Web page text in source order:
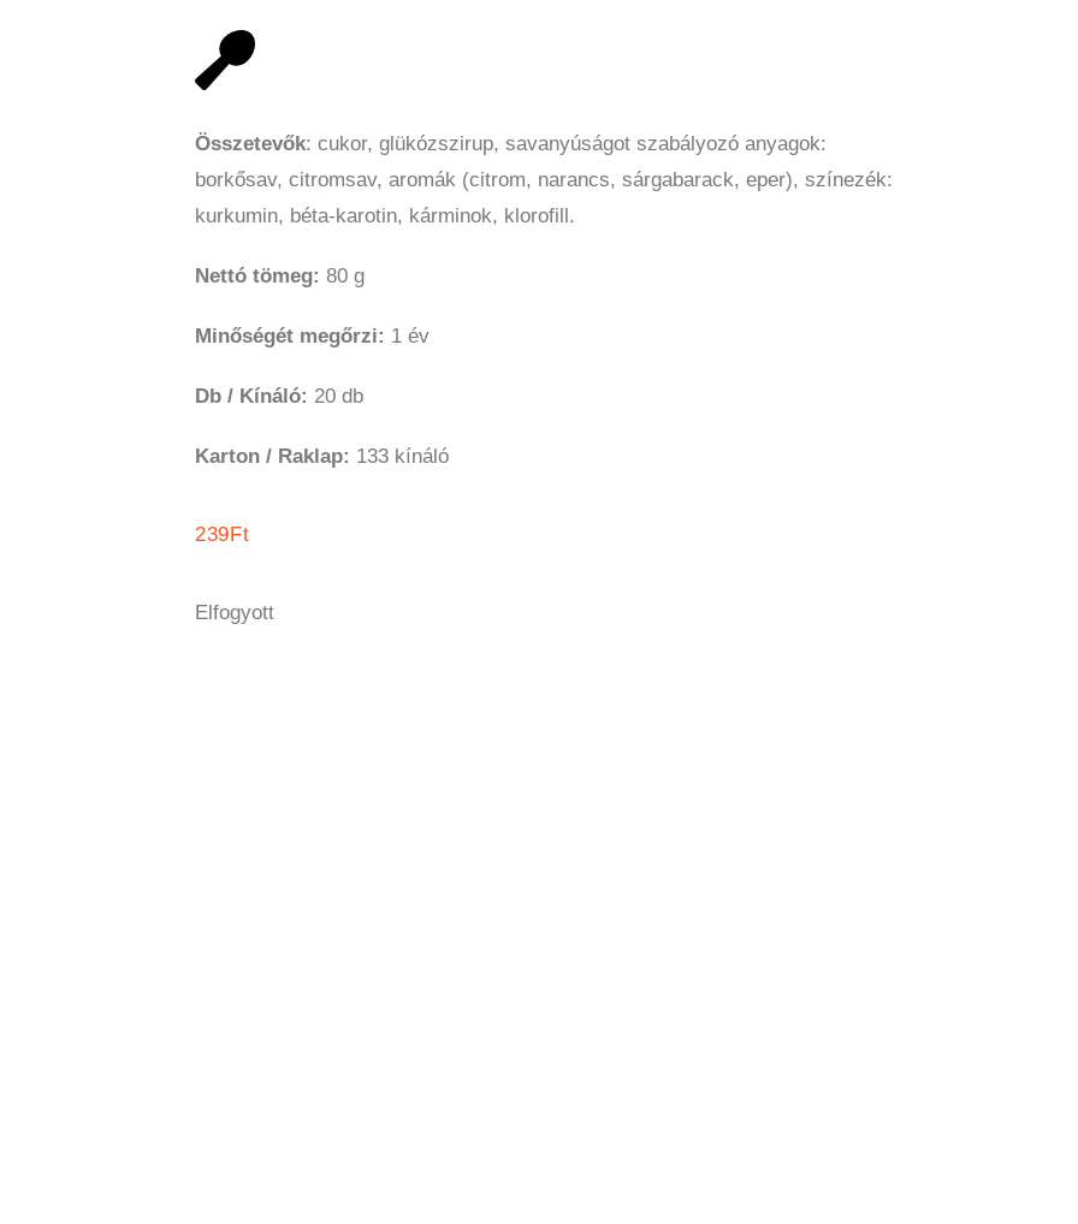
Összetevők: cukor, glükózszirup, savanyúságot szabályozó anyagok:
borkősav, citromsav, aromák (citrom, narancs, sárgabarack, eper), színezék:
kurkumin, béta-karotin, kárminok, klorofill.
Nettó tömeg: 80 g
Minőségét megőrzi: 1 év
Db / Kínáló: 20 db
Karton / Raklap: 133 kínáló
239Ft
Elfogyott